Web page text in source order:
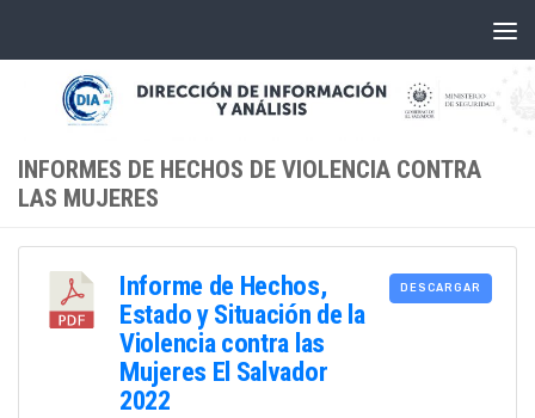
INFORMES DE HECHOS DE VIOLENCIA CONTRA
LAS MUJERES
Informe de Hechos,
Estado y Situación de la
Violencia contra las
Mujeres El Salvador
2022
DESCARGAR